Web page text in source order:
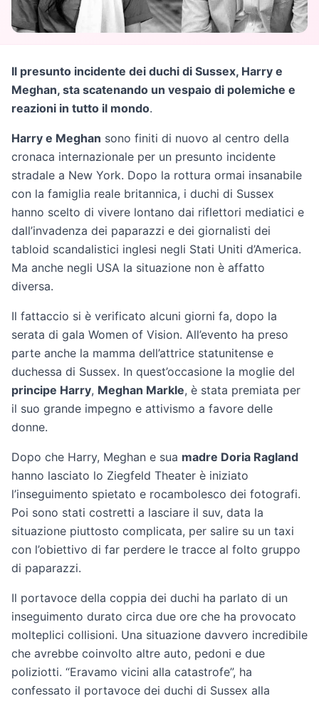
Il presunto incidente dei duchi di Sussex, Harry e
Meghan, sta scatenando un vespaio di polemiche e
reazioni in tutto il mondo.
Harry e Meghan sono finiti di nuovo al centro della
cronaca internazionale per un presunto incidente
stradale a New York. Dopo la rottura ormai insanabile
con la famiglia reale britannica, i duchi di Sussex
hanno scelto di vivere lontano dai riflettori mediatici e
dall’invadenza dei paparazzi e dei giornalisti dei
tabloid scandalistici inglesi negli Stati Uniti d’America.
Ma anche negli USA la situazione non è affatto
diversa.
Il fattaccio si è verificato alcuni giorni fa, dopo la
serata di gala Women of Vision. All’evento ha preso
parte anche la mamma dell’attrice statunitense e
duchessa di Sussex. In quest’occasione la moglie del
principe Harry, Meghan Markle, è stata premiata per
il suo grande impegno e attivismo a favore delle
donne.
Dopo che Harry, Meghan e sua madre Doria Ragland
hanno lasciato lo Ziegfeld Theater è iniziato
l’inseguimento spietato e rocambolesco dei fotografi.
Poi sono stati costretti a lasciare il suv, data la
situazione piuttosto complicata, per salire su un taxi
con l’obiettivo di far perdere le tracce al folto gruppo
di paparazzi.
Il portavoce della coppia dei duchi ha parlato di un
inseguimento durato circa due ore che ha provocato
molteplici collisioni. Una situazione davvero incredibile
che avrebbe coinvolto altre auto, pedoni e due
poliziotti. “Eravamo vicini alla catastrofe”, ha
confessato il portavoce dei duchi di Sussex alla